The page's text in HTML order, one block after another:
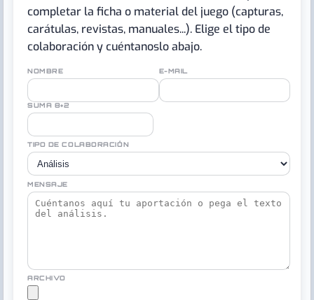
completar la ficha o material del juego (capturas,
carátulas, revistas, manuales...). Elige el tipo de
colaboración y cuéntanoslo abajo.
NOMBRE E-MAIL
SUMA 8+2
TIPO DE COLABORACIÓN
MENSAJE
ARCHIVO